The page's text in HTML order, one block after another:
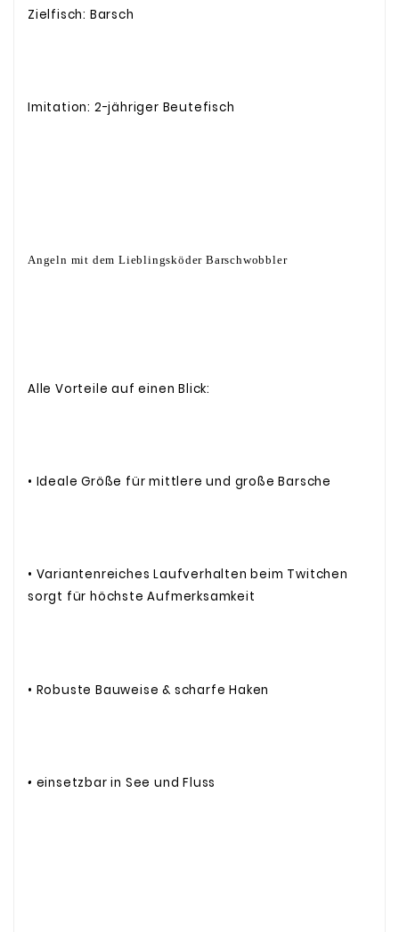
Zielfisch: Barsch
Imitation: 2-jähriger Beutefisch
Angeln mit dem Lieblingsköder Barschwobbler
Alle Vorteile auf einen Blick:
• Ideale Größe für mittlere und große Barsche
• Variantenreiches Laufverhalten beim Twitchen
sorgt für höchste Aufmerksamkeit
• Robuste Bauweise & scharfe Haken
• einsetzbar in See und Fluss